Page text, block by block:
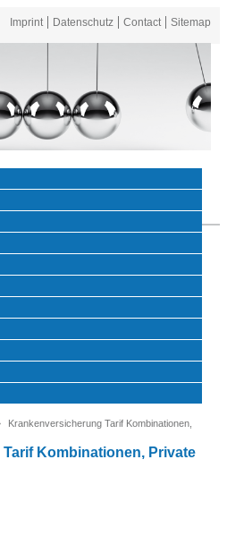
Imprint Datenschutz Contact Sitemap
Krankenversicherung Tarif Kombinationen,
Kombinationen, Private